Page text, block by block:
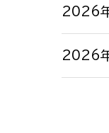
2026
2026